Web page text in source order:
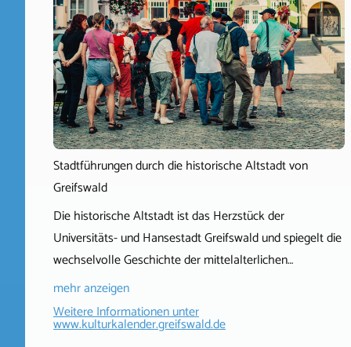
Stadtführungen durch die historische Altstadt von
Greifswald
Die historische Altstadt ist das Herzstück der
Universitäts- und Hansestadt Greifswald und spiegelt die
wechselvolle Geschichte der mittelalterlichen…
mehr anzeigen
Weitere Informationen unter
www.kulturkalender.greifswald.de